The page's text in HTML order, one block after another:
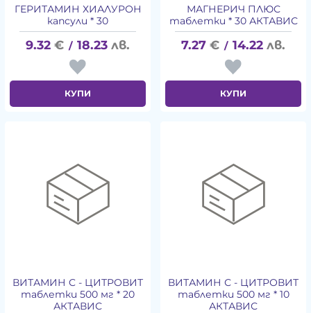
ГЕРИТАМИН ХИАЛУРОН
капсули * 30
9.32 € / 18.23 лв.
КУПИ
МАГНЕРИЧ ПЛЮС
таблетки * 30 АКТАВИС
7.27 € / 14.22 лв.
КУПИ
ВИТАМИН C - ЦИТРОВИТ
таблетки 500 мг * 20
АКТАВИС
ВИТАМИН С - ЦИТРОВИТ
таблетки 500 мг * 10
АКТАВИС